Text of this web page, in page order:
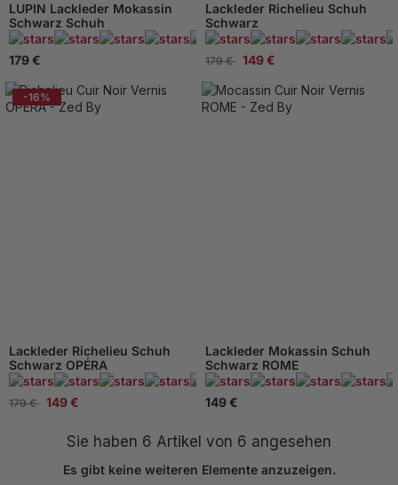
LUPIN Lackleder Mokassin
Schwarz Schuh
179 €
95 Beachten
Lackleder Richelieu Schuh
Schwarz
179 € 149 €
-16%
Lackleder Richelieu Schuh
Schwarz OPÉRA
179 € 149 €
95 Beachten
Lackleder Mokassin Schuh
Schwarz ROME
149 €
Sie haben 6 Artikel von 6 angesehen
Es gibt keine weiteren Elemente anzuzeigen.